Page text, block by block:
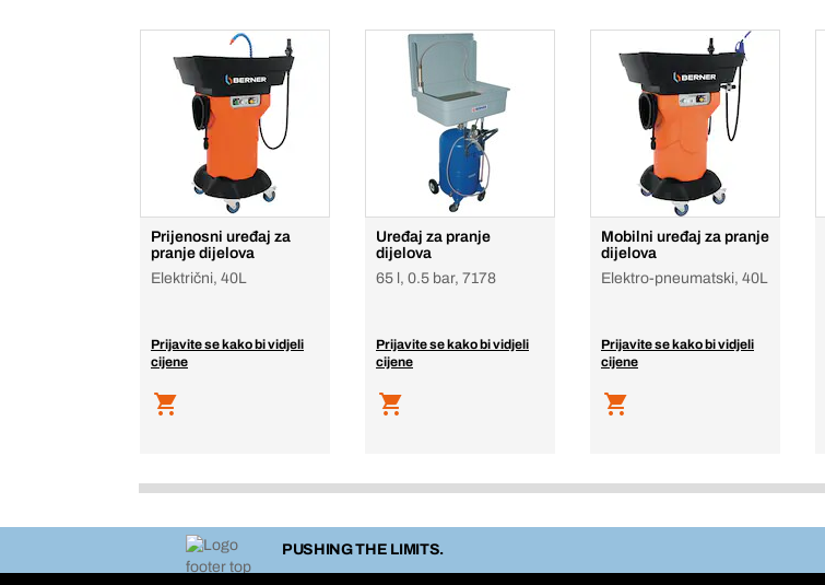
Prijenosni uređaj za
pranje dijelova
Električni, 40L
Prijavite se kako bi vidjeli
cijene
Uređaj za pranje
dijelova
65 l, 0.5 bar, 7178
Prijavite se kako bi vidjeli
cijene
Mobilni uređaj za pranje
dijelova
Elektro-pneumatski, 40L
Prijavite se kako bi vidjeli
cijene
PUSHING THE LIMITS.